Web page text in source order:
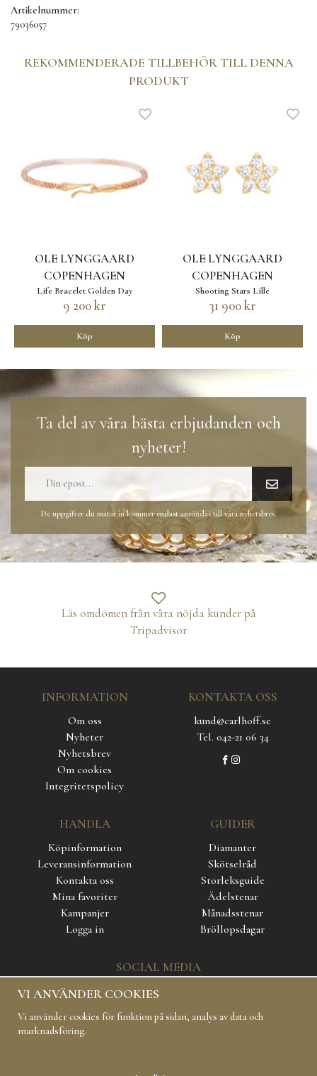
Artikelnummer:
79036057
REKOMMENDERADE TILLBEHÖR TILL DENNA
PRODUKT
OLE LYNGGAARD
COPENHAGEN
Life Bracelet Golden Day
9 200 kr
Köp
OLE LYNGGAARD
COPENHAGEN
Shooting Stars Lille
31 900 kr
Köp
Ta del av våra bästa erbjudanden och
nyheter!
De uppgifter du matar in kommer endast användas till våra nyhetsbrev.
Läs omdömen från våra nöjda kunder på
Tripadvisor
INFORMATION
Om oss
Nyheter
Nyhetsbrev
Om cookies
Integritetspolicy
KONTAKTA OSS
kund@carlhoff.se
Tel. 042-21 06 34
HANDLA
Köpinformation
Leveransinformation
Kontakta oss
Mina favoriter
Kampanjer
Logga in
GUIDER
Diamanter
Skötselråd
Storleksguide
Ädelstenar
Månadsstenar
Bröllopsdagar
SOCIAL MEDIA
VI ANVÄNDER COOKIES
Vi använder cookies för funktion på sidan, analys av data och
marknadsföring.